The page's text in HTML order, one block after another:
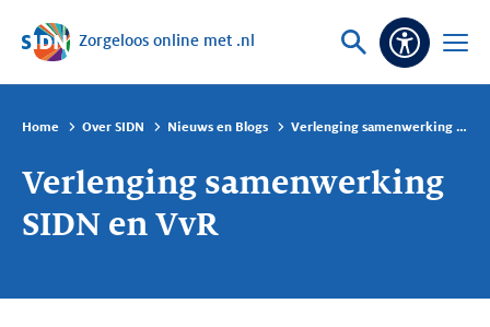
Sla navigatie over
Zorgeloos online met .nl
Vraag
Open
Home Over SIDN Nieuws en Blogs Verlenging samenwerking SIDN en VvR
Verlenging samenwerking
SIDN en VvR